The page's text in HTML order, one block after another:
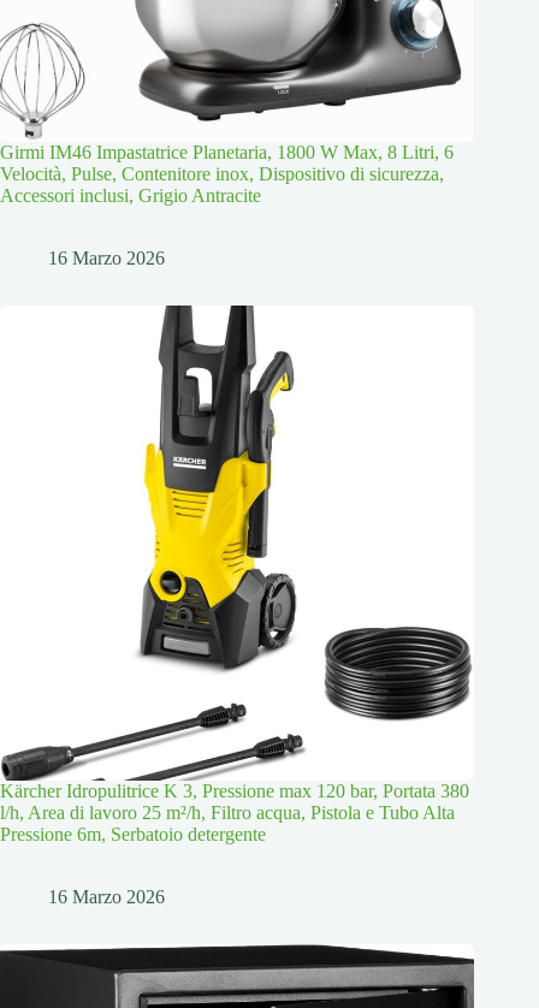
Girmi IM46 Impastatrice Planetaria, 1800 W Max, 8 Litri, 6
Velocità, Pulse, Contenitore inox, Dispositivo di sicurezza,
Accessori inclusi, Grigio Antracite
16 Marzo 2026
Kärcher Idropulitrice K 3, Pressione max 120 bar, Portata 380
l/h, Area di lavoro 25 m²/h, Filtro acqua, Pistola e Tubo Alta
Pressione 6m, Serbatoio detergente
16 Marzo 2026